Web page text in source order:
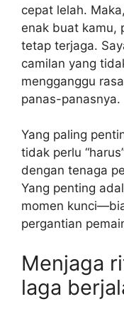
cepat lelah.
enak buat kamu,
tetap terjaga.
camilan yang
mengganggu
panas-panasnya.
Yang paling
tidak perlu
dengan tenaga
Yang penting
momen
pergantian
Menjaga
laga